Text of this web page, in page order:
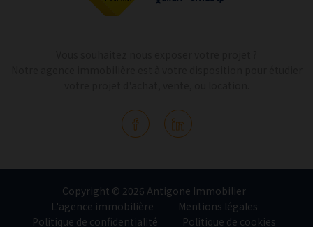
Copyright © 2026 Antigone Immobilier
L'agence immobilière
Mentions légales
Politique de confidentialité
Politique de cookies